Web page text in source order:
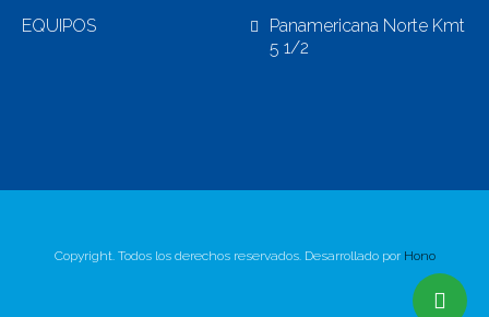
EQUIPOS
Panamericana Norte Kmt
5 1/2
Copyright. Todos los derechos reservados. Desarrollado por Hono